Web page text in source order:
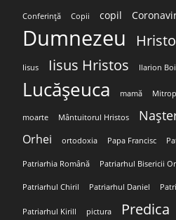
Conferință Copii copil
Dumnezeu
Iisus Iisus Hristos Ilarion
Lucășeuca mamă
moarte Mântuitorul Hristos
Orhei ortodoxia Papa Francisc
Patriarhia Română Patriarhul Bisericii
Patriarhul Chiril Patriarhul Daniel
Patriarhul Kirill pictura Predica